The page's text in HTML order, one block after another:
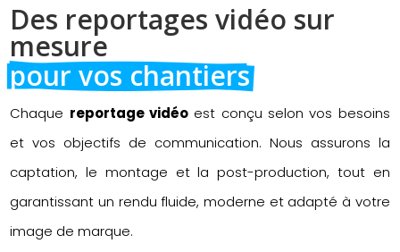
Des reportages vidéo sur
mesure
pour vos chantiers
Chaque reportage vidéoest conçu selon vos besoins
et vos objectifs de communication. Nous assurons la
captation, le montage et la post-production, tout en
garantissant un rendu fluide, moderne et adapté à votre
image de marque.